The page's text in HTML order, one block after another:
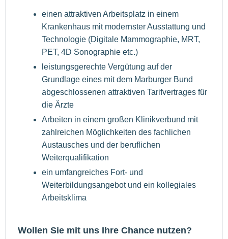
einen attraktiven Arbeitsplatz in einem
Krankenhaus mit modernster Ausstattung und
Technologie (Digitale Mammographie, MRT,
PET, 4D Sonographie etc.)
leistungsgerechte Vergütung auf der
Grundlage eines mit dem Marburger Bund
abgeschlossenen attraktiven Tarifvertrages für
die Ärzte
Arbeiten in einem großen Klinikverbund mit
zahlreichen Möglichkeiten des fachlichen
Austausches und der beruflichen
Weiterqualifikation
ein umfangreiches Fort- und
Weiterbildungsangebot und ein kollegiales
Arbeitsklima
Wollen Sie mit uns Ihre Chance nutzen?